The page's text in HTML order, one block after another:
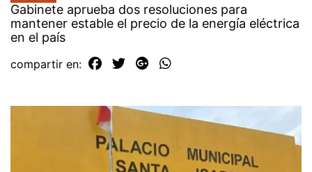
Gabinete aprueba dos resoluciones para
mantener estable el precio de la energía eléctrica
en el país
compartir en: